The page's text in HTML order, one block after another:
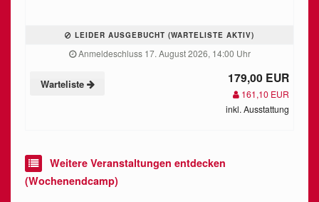
LEIDER AUSGEBUCHT (WARTELISTE AKTIV)
Anmeldeschluss 17. August 2026, 14:00 Uhr
Warteliste 179,00 EUR
161,10 EUR
inkl. Ausstattung
Weitere Veranstaltungen entdecken
(Wochenendcamp)